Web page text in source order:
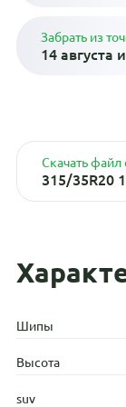
Забрать из
14 августа
Скачать
315/35R20
Шипы
Высота
suv